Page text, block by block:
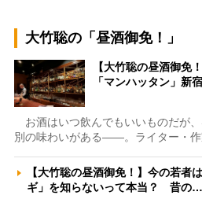
大竹聡の「昼酒御免！」
【大竹聡の昼酒御免
「マンハッタン」新
お酒はいつ飲んでもいいものだが
別の味わいがある――。ライター・
【大竹聡の昼酒御免！】今の若者
ギ」を知らないって本当？ 昔の…